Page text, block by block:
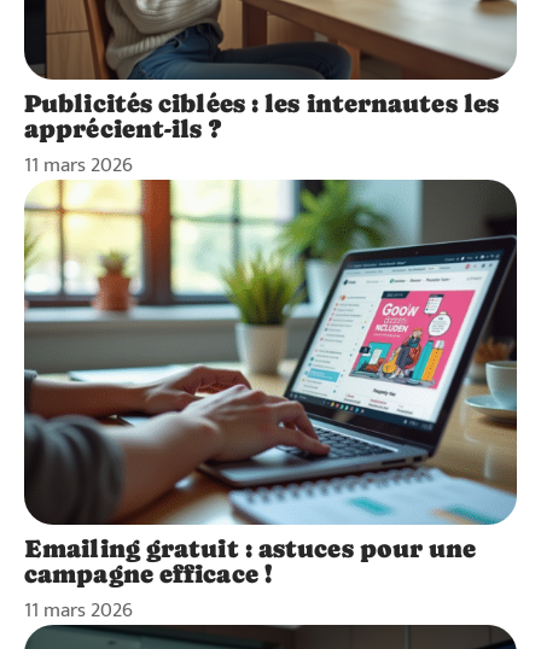
Publicités ciblées : les internautes les
apprécient-ils ?
11 mars 2026
Emailing gratuit : astuces pour une
campagne efficace !
11 mars 2026